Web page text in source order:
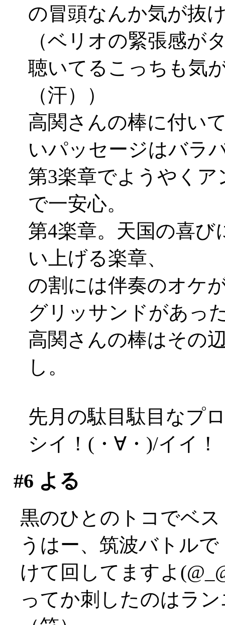
の冒頭なんか気が抜
（ベリオの緊張感が
聴いてるこっちも気
（汗））
高関さんの棒に付い
いパッセージはバラ
第3楽章でようやく
で一安心。
第4楽章。天国の喜
い上げる楽章、
の割には伴奏のオケ
グリッサンドがあっ
高関さんの棒はその
し。
先月の駄目駄目なプ
シイ！(・∀・)/イイ！
#6 よる
黒のひとのトコでベ
うはー、筑波バトルで
けて回してますよ
ってか刺したのはラ